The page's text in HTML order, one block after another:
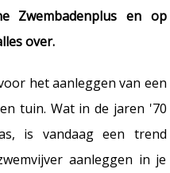
Zwembadenplus en op
over.
het aanleggen van een
tuin. Wat in de jaren '70
is vandaag een trend
aanleggen in je